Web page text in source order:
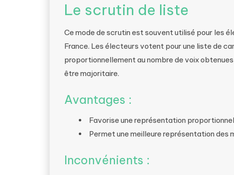
Le scrutin de liste
Ce mode de scrutin est souvent utilisé pour les
France. Les électeurs votent pour une liste de
proportionnellement au nombre de voix
être majoritaire.
Avantages :
Favorise une représentation
Permet une meilleure représentation des
Inconvénients :